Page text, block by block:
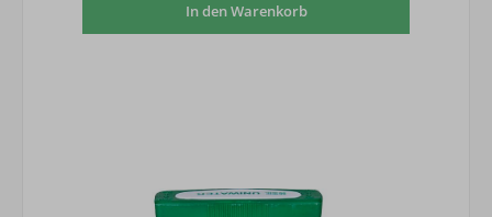
In den Warenkorb